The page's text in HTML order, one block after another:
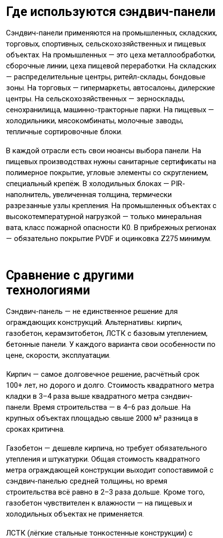
Где используются сэндвич-панели
Сэндвич-панели применяются на промышленных, складских,
торговых, спортивных, сельскохозяйственных и пищевых
объектах. На промышленных — это цеха металлообработки,
сборочные линии, цеха пищевой переработки. На складских
— распределительные центры, ритейл-склады, бондовые
зоны. На торговых — гипермаркеты, автосалоны, дилерские
центры. На сельскохозяйственных — зерносклады,
сенохранилища, машинно-тракторные парки. На пищевых —
холодильники, мясокомбинаты, молочные заводы,
тепличные сортировочные блоки.
В каждой отрасли есть свои нюансы выбора панели. На
пищевых производствах нужны санитарные сертификаты на
полимерное покрытие, угловые элементы со скруглением,
специальный крепёж. В холодильных блоках — PIR-
наполнитель, увеличенная толщина, термически
разрезанные узлы крепления. На промышленных объектах с
высокотемпературной нагрузкой — только минеральная
вата, класс пожарной опасности К0. В прибрежных регионах
— обязательно покрытие PVDF и оцинковка Z275 минимум.
Сравнение с другими
технологиями
Сэндвич-панель — не единственное решение для
ограждающих конструкций. Альтернативы: кирпич,
газобетон, керамзитобетон, ЛСТК с базовым утеплением,
бетонные панели. У каждого варианта свои особенности по
цене, скорости, эксплуатации.
Кирпич — самое долговечное решение, расчётный срок
100+ лет, но дорого и долго. Стоимость квадратного метра
кладки в 3–4 раза выше квадратного метра сэндвич-
панели. Время строительства — в 4–6 раз дольше. На
крупных объектах площадью свыше 2000 м² разница в
сроках критична.
Газобетон — дешевле кирпича, но требует обязательного
утепления и штукатурки. Общая стоимость квадратного
метра ограждающей конструкции выходит сопоставимой с
сэндвич-панелью средней толщины, но время
строительства всё равно в 2–3 раза дольше. Кроме того,
газобетон чувствителен к влажности — на пищевых и
холодильных объектах не применяется.
ЛСТК (лёгкие стальные тонкостенные конструкции) с